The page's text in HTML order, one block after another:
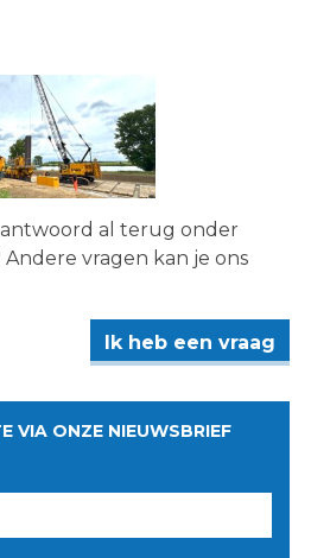
antwoord al terug onder
Andere vragen kan je ons
Ik heb een vraag
VIA ONZE NIEUWSBRIEF